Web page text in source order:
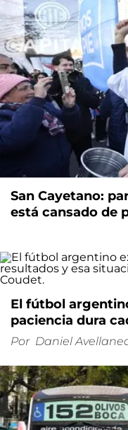
San Cayetano:
está cansado de
El fútbol
paciencia dura
Por Daniel